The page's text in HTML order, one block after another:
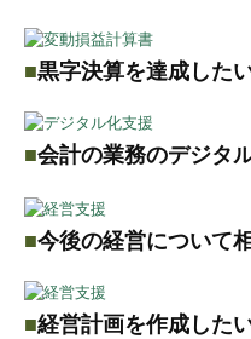
相続税の申告
相続のシミュレーション
資産運用
NEWS
採用情報
■黒字決算を達成した
■会計の業務のデジタ
■今後の経営について
■経営計画を作成した